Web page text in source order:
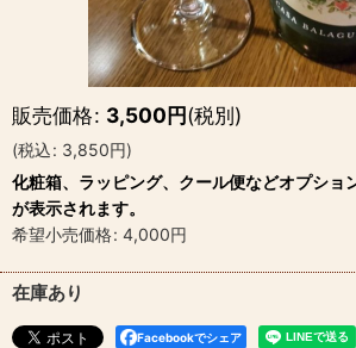
販売価格: 3,500円(税別)
(税込: 3,850円)
化粧箱、ラッピング、クール便などオプショ
が表示されます。
希望小売価格: 4,000円
在庫あり
Facebookでシェア